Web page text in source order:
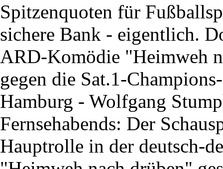
Spitzenquoten für
sichere Bank - eigentlich.
ARD-Komödie "Heimweh
gegen die Sat.1-
Hamburg - Wolfgang
Fernsehabends: Der
Hauptrolle in der deutsch-